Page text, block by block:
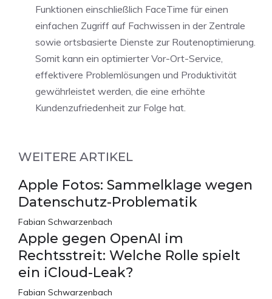
Funktionen einschließlich FaceTime für einen
einfachen Zugriff auf Fachwissen in der Zentrale
sowie ortsbasierte Dienste zur Routenoptimierung.
Somit kann ein optimierter Vor-Ort-Service,
effektivere Problemlösungen und Produktivität
gewährleistet werden, die eine erhöhte
Kundenzufriedenheit zur Folge hat.
WEITERE ARTIKEL
Apple Fotos: Sammelklage wegen
Datenschutz-Problematik
Fabian Schwarzenbach
Apple gegen OpenAI im
Rechtsstreit: Welche Rolle spielt
ein iCloud-Leak?
Fabian Schwarzenbach